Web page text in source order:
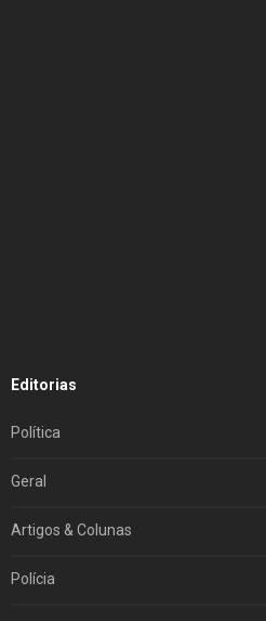
Editorias
Política
Geral
Artigos & Colunas
Polícia